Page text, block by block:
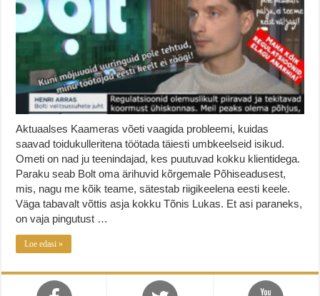
Aktuaalses Kaameras võeti vaagida probleemi, kuidas
saavad toidukulleritena töötada täiesti umbkeelseid isikud.
Ometi on nad ju teenindajad, kes puutuvad kokku klientidega.
Paraku seab Bolt oma ärihuvid kõrgemale Põhiseadusest,
mis, nagu me kõik teame, sätestab riigikeelena eesti keele.
Väga tabavalt võttis asja kokku Tõnis Lukas. Et asi paraneks,
on vaja pingutust …
Loe edasi »